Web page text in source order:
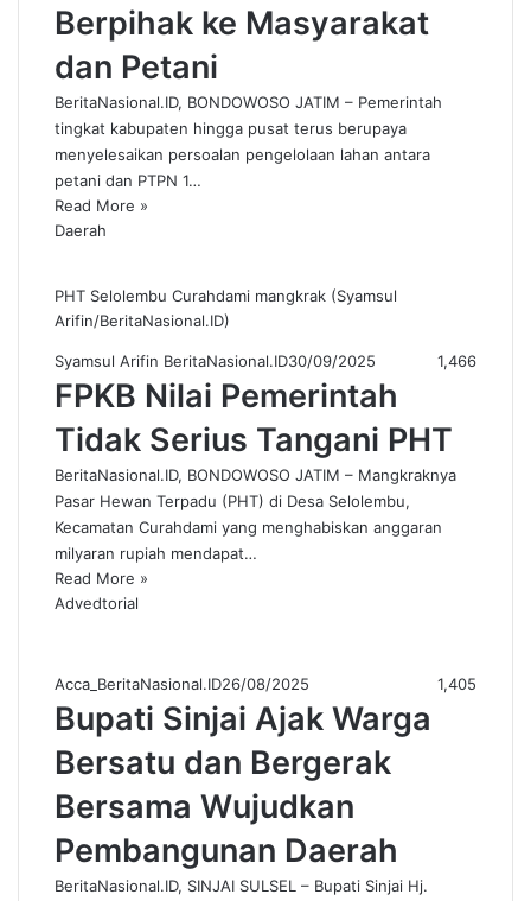
Berpihak ke Masyarakat
dan Petani
BeritaNasional.ID, BONDOWOSO JATIM – Pemerintah
tingkat kabupaten hingga pusat terus berupaya
menyelesaikan persoalan pengelolaan lahan antara
petani dan PTPN 1…
Read More »
Daerah
PHT Selolembu Curahdami mangkrak (Syamsul
Arifin/BeritaNasional.ID)
Syamsul Arifin BeritaNasional.ID30/09/2025 1,466
FPKB Nilai Pemerintah
Tidak Serius Tangani PHT
BeritaNasional.ID, BONDOWOSO JATIM – Mangkraknya
Pasar Hewan Terpadu (PHT) di Desa Selolembu,
Kecamatan Curahdami yang menghabiskan anggaran
milyaran rupiah mendapat…
Read More »
Advedtorial
Acca_BeritaNasional.ID26/08/2025 1,405
Bupati Sinjai Ajak Warga
Bersatu dan Bergerak
Bersama Wujudkan
Pembangunan Daerah
BeritaNasional.ID, SINJAI SULSEL – Bupati Sinjai Hj.